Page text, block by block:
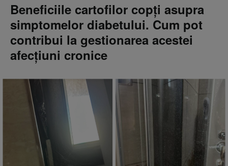
Beneficiile cartofilor copți asupra
simptomelor diabetului. Cum pot
contribui la gestionarea acestei
afecțiuni cronice